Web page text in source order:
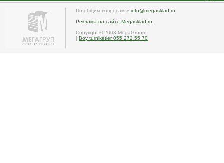
По общим вопросам » info@megasklad.ru
Реклама на сайте Megasklad.ru
Copyright © 2003 MegaGroup
| Boy turniketler 055 272 55 70